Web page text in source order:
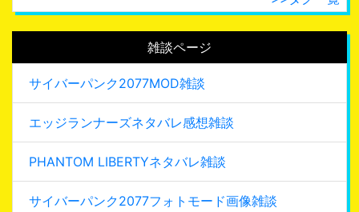
雑談ページ
サイバーパンク2077MOD雑談
エッジランナーズネタバレ感想雑談
PHANTOM LIBERTYネタバレ雑談
サイバーパンク2077フォトモード画像雑談